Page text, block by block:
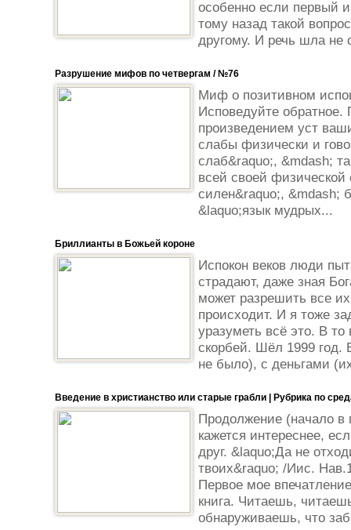
особенно если первый
тому назад такой
другому. И речь шла не
Разрушение мифов по четвергам / №76
Миф о позитивном
Исповедуйте
произведением уст
слабы физически и
слаб&raquo;, &mdash;
всей своей физической
силен&raquo;, &mdash;
&laquo;язык мудрых...
Бриллианты в Божьей короне
Испокон веков люди
страдают, даже зная
может разрешить все
происходит. И я тоже
уразуметь всё это. В
скорбей. Шёл 1999 год.
не было), с деньгами
Введение в христианство или старые грабли | Рубрика по
Продолжение (начало
кажется интереснее,
друг. &laquo;Да не
твоих&raquo; /Иис.
Первое мое
книга. Читаешь,
обнаруживаешь, что